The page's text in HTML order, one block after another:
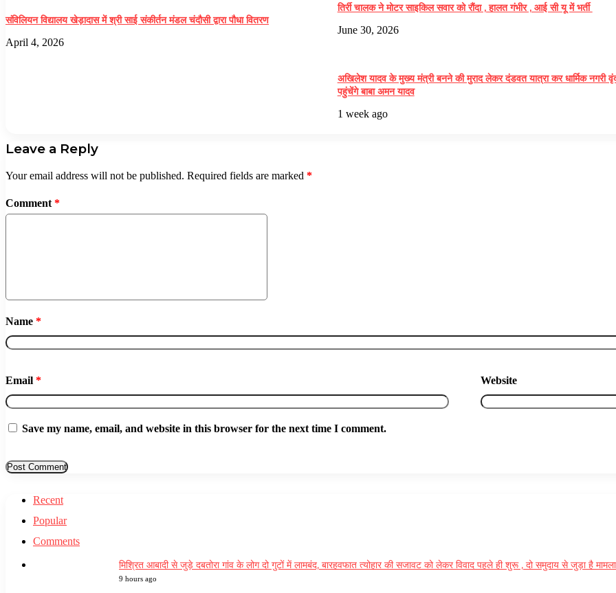
संविलियन विद्यालय खेड़ादास में श्री साई संकीर्तन मंडल चंदौसी द्वारा पौधा वितरण
April 4, 2026
तिर्री चालक ने मोटर साइकिल सवार को रौंदा , हालत गंभीर , आई सी यू में भर्ती
June 30, 2026
अखिलेश यादव के मुख्य मंत्री बनने की मुराद लेकर दंडवत यात्रा कर धार्मिक नगरी
पहुंचेंगे बाबा अमन यादव
1 week ago
Leave a Reply
Your email address will not be published. Required fields are marked *
Comment *
Name *
Email * Website
Save my name, email, and website in this browser for the next time I comment.
Recent
Popular
Comments
मिश्रित आबादी से जुड़े दबतोरा गांव के लोग दो गुटों में लामबंद, बारहवफात त्योहार की सजावट को लेकर विवाद पहले ही शुरू , दो समुदाय से जुड़ा है
9 hours ago